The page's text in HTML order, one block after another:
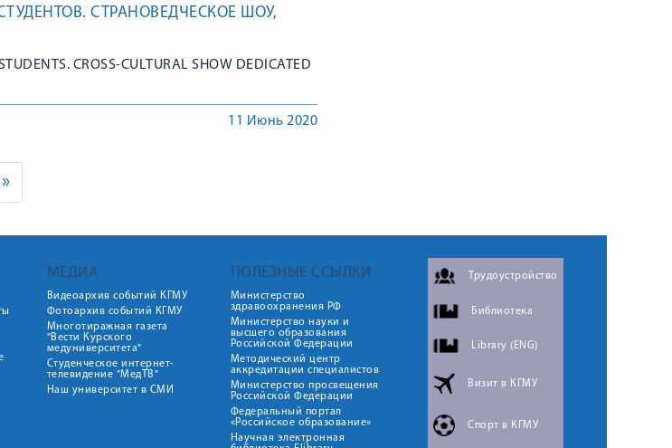
СТРАНОВЕДЧЕСКОЕ ШОУ,
CROSS-CULTURAL SHOW DEDICATED
11 Июнь 2020
»
МЕДИА
Видеоархив событий КГМУ
Фотоархив событий КГМУ
Многотиражная газета
"Вести Курского
медуниверситета"
Студенческое интернет-
телевидение "МедТВ"
Наш университет в СМИ
ПОЛЕЗНЫЕ ССЫЛКИ
Министерство
здравоохранения РФ
Министерство науки и
высшего образования
Российской Федерации
Методический центр
аккредитации специалистов
Министерство просвещения
Российской Федерации
Федеральный портал
«Российское образование»
Научная электронная
Трудоустройство
Библиотека
Library (ENG)
Визит в КГМУ
Спорт в КГМУ